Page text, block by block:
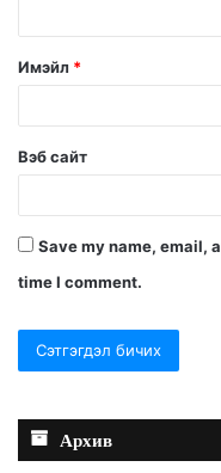
Имэйл *
Вэб сайт
Save my name, email,
time I comment.
Архив